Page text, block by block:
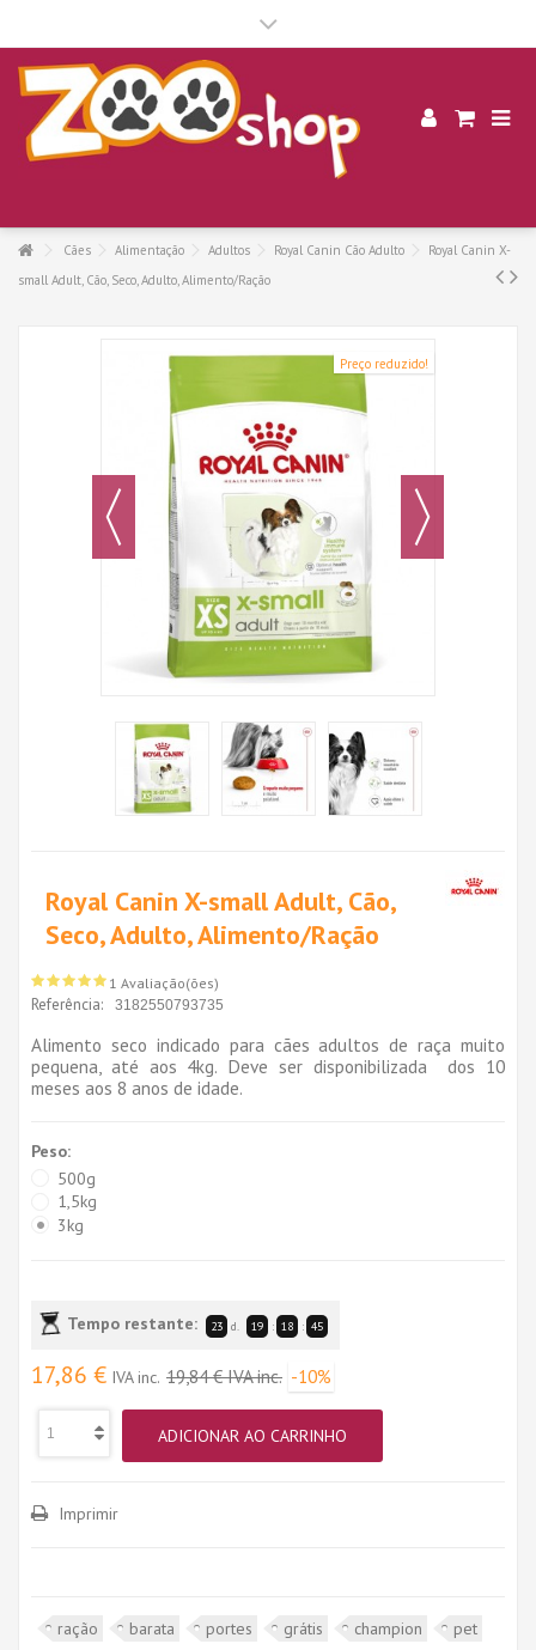
Cães Alimentação Adultos Royal Canin Cão Adulto
Royal Canin X-
small Adult, Cão, Seco, Adulto, Alimento/Ração
Preço reduzido!
Royal Canin X-small Adult, Cão,
Seco, Adulto, Alimento/Ração
1 Avaliação(ões)
Referência: 3182550793735
Alimento seco indicado para cães adultos de raça muito
pequena, até aos 4kg. Deve ser disponibilizada dos 10
meses aos 8 anos de idade.
Peso:
500g
1,5kg
3kg
Tempo restante: 23 d. 19 : 18 : 45
17,86 € IVA inc. 19,84 €IVA inc. -10%
ADICIONAR AO CARRINHO
Imprimir
ração barata portes grátis champion
pet